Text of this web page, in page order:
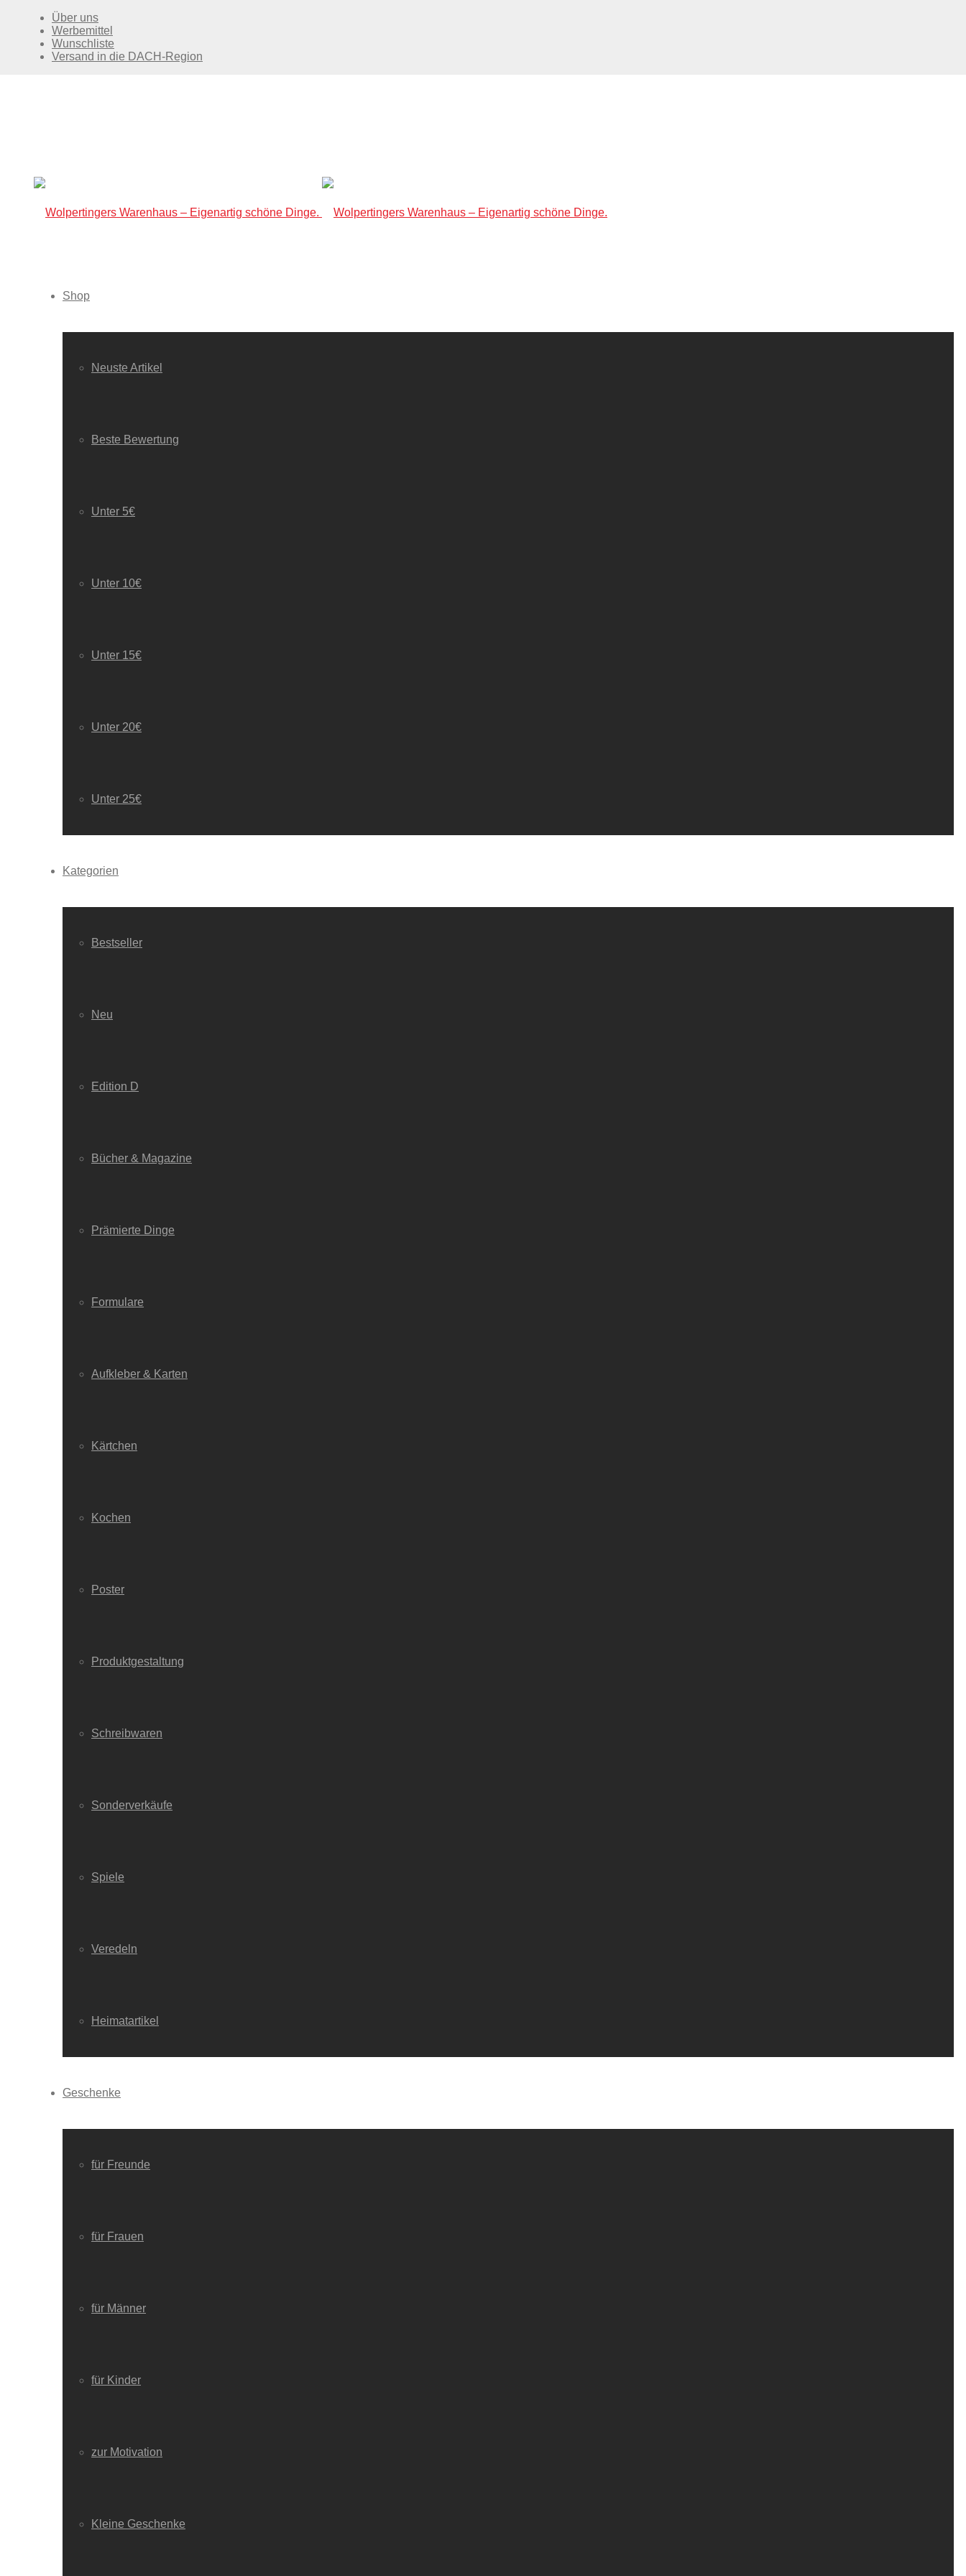
Über uns
Werbemittel
Wunschliste
Versand in die DACH-Region
Shop
Neuste Artikel
Beste Bewertung
Unter 5€
Unter 10€
Unter 15€
Unter 20€
Unter 25€
Kategorien
Bestseller
Neu
Edition D
Bücher & Magazine
Prämierte Dinge
Formulare
Aufkleber & Karten
Kärtchen
Kochen
Poster
Produktgestaltung
Schreibwaren
Sonderverkäufe
Spiele
Veredeln
Heimatartikel
Geschenke
für Freunde
für Frauen
für Männer
für Kinder
zur Motivation
Kleine Geschenke